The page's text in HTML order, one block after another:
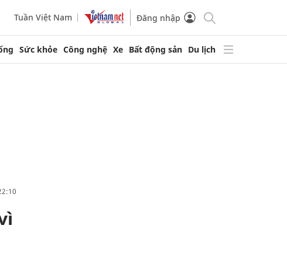
Tuần Việt Nam Đăng nhập
Sức khỏe Công nghệ Xe Bất động sản Du lịch